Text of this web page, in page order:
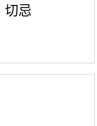
切忌